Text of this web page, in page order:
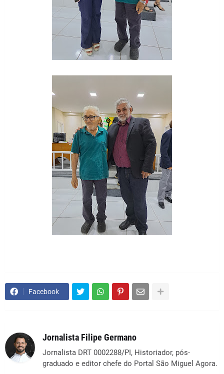
Facebook
Jornalista Filipe Germano
Jornalista DRT 0002288/PI, Historiador, pós-
graduado e editor chefe do Portal São Miguel Agora.